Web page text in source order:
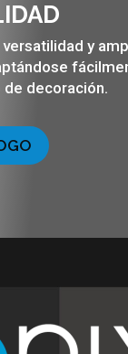
y
decoración.